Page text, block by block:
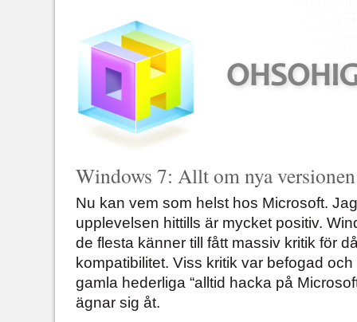
Windows 7: Allt om nya
Nu kan vem som helst hos Microsoft.
upplevelsen hittills är mycket positiv.
de flesta känner till fått massiv kritik för
kompatibilitet. Viss kritik var befogad
gamla hederliga “alltid hacka på
ägnar sig åt.